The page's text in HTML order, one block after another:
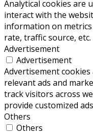
Analytical cookies are
interact with the
information on
rate, traffic source, etc.
Advertisement
Advertisement
Advertisement
relevant ads and
track visitors across
provide customized
Others
Others